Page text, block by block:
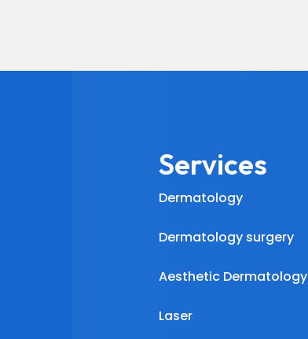
Services
Dermatology
Dermatology surgery
Aesthetic Dermatology
Laser